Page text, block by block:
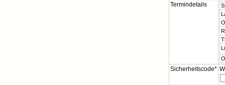
Termindetails
Sicherheitscode*